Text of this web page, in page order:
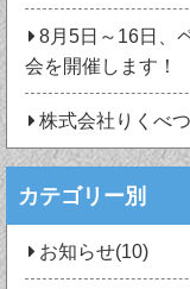
8月5日～16日、
会を開催します！
株式会社りくべ
カテゴリー別
お知らせ(10)